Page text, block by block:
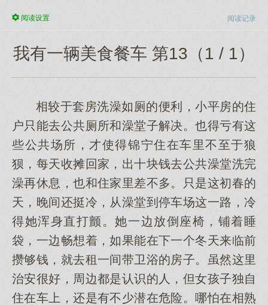
阅读记录
阅读设置
我有一辆美食餐车 第13（1 / 1）
相较于套房洗澡如厕的便利，小平房的住
户只能去公共厕所和澡堂子解决。也得亏有这
些公共场所，才使得锦宁住在车里不至于狼
狈，每天收摊回家，出十块钱去公共澡堂洗完
澡再休息，也和住家里差不多。只是这初春的
天，晚间还挺冷，从澡堂到停车场这一路，冷
得她浑身直打颤。她一边放倒座椅，铺着睡
袋，一边畅想着，如果能在下一个冬天来临前
攒够钱，就去租一间带卫浴的房子。虽然这里
治安很好，周边都是认识的人，但女孩子独自
住在车上，还是有不少潜在危险。哪怕在相熟